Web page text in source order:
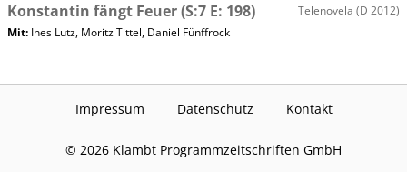
Konstantin fängt Feuer(S:7 E: 198) Telenovela (D 2012)
Mit: Ines Lutz, Moritz Tittel, Daniel Fünffrock
Impressum Datenschutz Kontakt
© 2026 Klambt Programmzeitschriften GmbH